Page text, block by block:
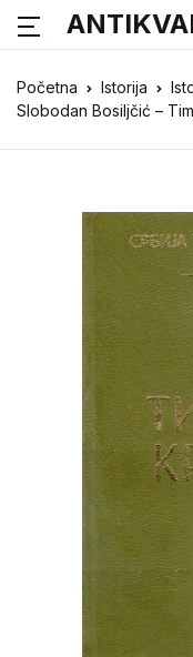
Početna Istorija
Slobodan Bosiljčić –